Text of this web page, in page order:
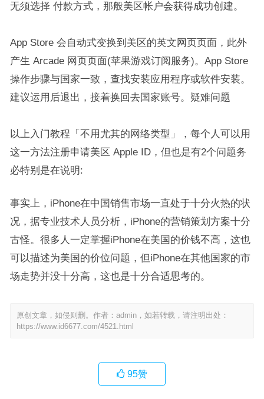
无须选择 付款方式，那般美区帐户会获得成功创建。
App Store 会自动式变换到美区的英文网页页面，此外
产生 Arcade 网页页面(苹果游戏订阅服务)。App Store
操作步骤与国家一致，查找安装应用程序或软件安装。
建议运用后退出，接着换回去国家账号。疑难问题
以上入门教程「不用尤其的网络类型」，每个人可以用
这一方法注册申请美区 Apple ID，但也是有2个问题务
必特别是在说明:
事实上，iPhone在中国销售市场一直处于十分火热的状
况，据专业技术人员分析，iPhone的营销策划方案十分
古怪。很多人一定掌握iPhone在美国的价钱不高，这也
可以描述为美国的价位问题，但iPhone在其他国家的市
场走势并没十分高，这也是十分合适思考的。
原创文章，如侵则删。作者：admin，如若转载，请注明出处：
https://www.id6677.com/4521.html
95赞